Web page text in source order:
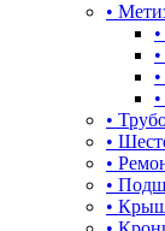
•
•
•
•
•
•
•
•
•
•